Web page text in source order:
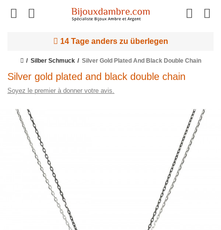
14 Tage anders zu überlegen
Silber Schmuck Silver Gold Plated And Black Double Chain
Silver gold plated and black double chain
Soyez le premier à donner votre avis.